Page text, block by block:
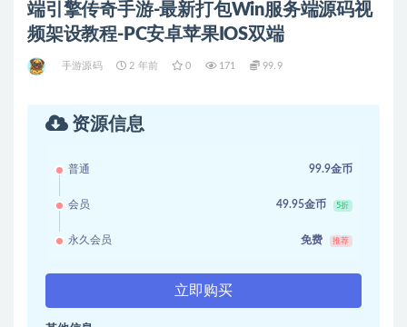
端引擎传奇手游-最新打包Win服务端源码视
频架设教程-PC安卓苹果IOS双端
手游源码 2 年前 0 171 99.9
资源信息
普通 99.9金币
会员 49.95金币 5折
永久会员 免费 推荐
立即购买